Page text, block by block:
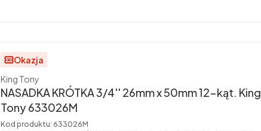
Okazja
Producent
King Tony
NASADKA KRÓTKA 3/4'' 26mm x 50mm 12-kąt. King
Tony 633026M
Kod produktu: 633026M